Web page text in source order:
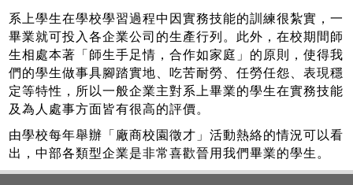
系上學生在學校學習過程中因實務技能的訓練很紮實，一
畢業就可投入各企業公司的生產行列。此外，在校期間師
生相處本著「師生手足情，合作如家庭」的原則，使得我
們的學生做事具腳踏實地、吃苦耐勞、任勞任怨、表現穩
定等特性，所以一般企業主對系上畢業的學生在實務技能
及為人處事方面皆有很高的評價。
由學校每年舉辦「廠商校園徵才」活動熱絡的情況可以看
出，中部各類型企業是非常喜歡晉用我們畢業的學生。